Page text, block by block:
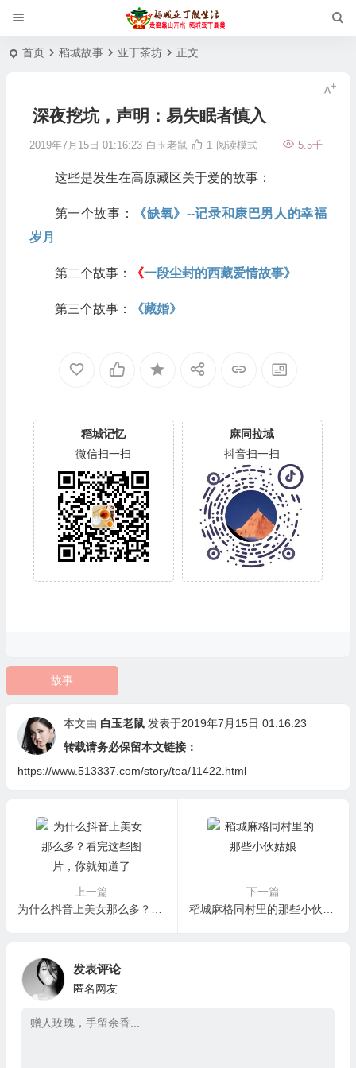
首页 稻城故事 亚丁茶坊 正文
深夜挖坑，声明：易失眠者慎入
2019年7月15日 01:16:23 白玉老鼠 5.5千
1 阅读模式
这些是发生在高原藏区关于爱的故事：
第一个故事：
《缺氧》--记录和康巴男人的幸福
岁月
第二个故事： 《一段尘封的西藏爱情故事》
第三个故事： 《藏婚》
稻城记忆
微信扫一扫
麻同拉域
抖音扫一扫
故事
本文由 白玉老鼠 发表于2019年7月15日 01:16:23
转载请务必保留本文链接：
https://www.513337.com/story/tea/11422.html
上一篇
下一篇
发表评论
匿名网友